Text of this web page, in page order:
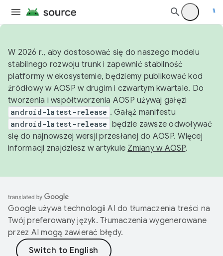
W 2026 r., aby dostosować się do naszego modelu
stabilnego rozwoju trunk i zapewnić stabilność
platformy w ekosystemie, będziemy publikować kod
źródłowy w AOSP w drugim i czwartym kwartale. Do
tworzenia i współtworzenia AOSP używaj gałęzi
android-latest-release . Gałąź manifestu
android-latest-release będzie zawsze odwoływać
się do najnowszej wersji przesłanej do AOSP. Więcej
informacji znajdziesz w artykule Zmiany w AOSP.
Google używa technologii AI do tłumaczenia treści na
Twój preferowany język. Tłumaczenia wygenerowane
przez AI mogą zawierać błędy.